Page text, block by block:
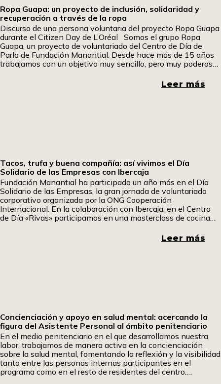
Ropa Guapa: un proyecto de inclusión, solidaridad y
recuperación a través de la ropa
Discurso de una persona voluntaria del proyecto Ropa Guapa
durante el Citizen Day de L’Oréal Somos el grupo Ropa
Guapa, un proyecto de voluntariado del Centro de Día de
Parla de Fundación Manantial. Desde hace más de 15 años
trabajamos con un objetivo muy sencillo, pero muy poderoso:
Leer más
Tacos, trufa y buena compañía: así vivimos el Día
Solidario de las Empresas con Ibercaja
Fundación Manantial ha participado un año más en el Día
Solidario de las Empresas, la gran jornada de voluntariado
corporativo organizada por la ONG Cooperación
Internacional. En la colaboración con Ibercaja, en el Centro
de Día «Rivas» participamos en una masterclass de cocina
sándwiches especiales. Uno de los participantes ha querido
Leer más
Concienciación y apoyo en salud mental: acercando la
figura del Asistente Personal al ámbito penitenciario
En el medio penitenciario en el que desarrollamos nuestra
labor, trabajamos de manera activa en la concienciación
sobre la salud mental, fomentando la reflexión y la visibilidad
tanto entre las personas internas participantes en el
programa como en el resto de residentes del centro.